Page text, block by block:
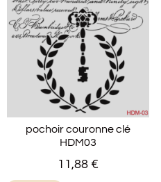
pochoir couronne clé
HDM03
11,88 €